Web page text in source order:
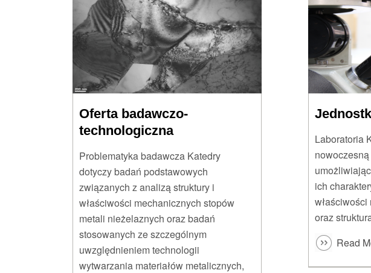
Oferta badawczo-
technologiczna
Problematyka badawcza Katedry
dotyczy badań podstawowych
związanych z analizą struktury i
właściwości mechanicznych stopów
metali nieżelaznych oraz badań
stosowanych ze szczególnym
uwzględnieniem technologii
wytwarzania materiałów metalicznych,
Laboratoria
ich
oraz
Read